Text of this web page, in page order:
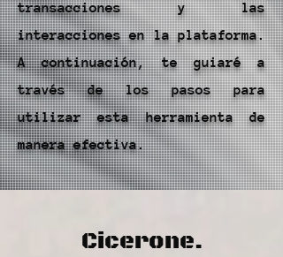
transacciones y las
interacciones en la plataforma.
A continuación, te guiaré a
través de los pasos para
utilizar esta herramienta de
manera efectiva.
Cicerone.